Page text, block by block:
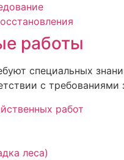
работы
специальных
с
работ
леса)